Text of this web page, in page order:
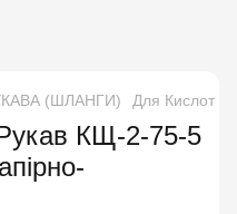
(ШЛАНГИ) Для Кислот і
КЩ-2-75-5